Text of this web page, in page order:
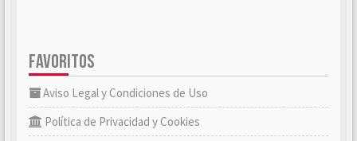
FAVORITOS
Aviso Legal y Condiciones de Uso
Política de Privacidad y Cookies